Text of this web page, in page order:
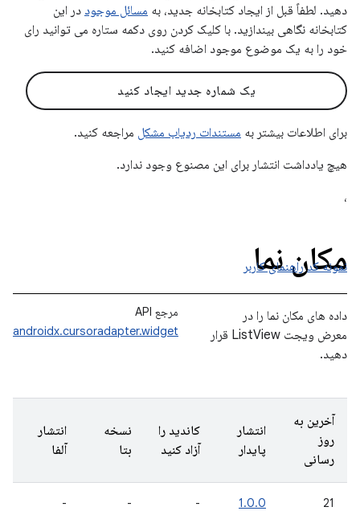
دهید. لطفاً قبل از ایجاد کتابخانه جدید، به مسائل موجود در این
کتابخانه نگاهی بیندازید. با کلیک کردن روی دکمه ستاره می توانید رای
خود را به یک موضوع موجود اضافه کنید.
یک شماره جدید ایجاد کنید
برای اطلاعات بیشتر به مستندات ردیاب مشکل مراجعه کنید.
هیچ یادداشت انتشار برای این مصنوع وجود ندارد.
،
مکان نما
نمونه کد راهنمای کاربر
مرجع API
androidx.cursoradapter.widget
داده های مکان نما را در
معرض ویجت ListView قرار
دهید.
آخرین به
روز
رسانی
انتشار
پایدار
کاندید را
آزاد کنید
نسخه
بتا
انتشار
آلفا
21
1.0.0
-
-
-